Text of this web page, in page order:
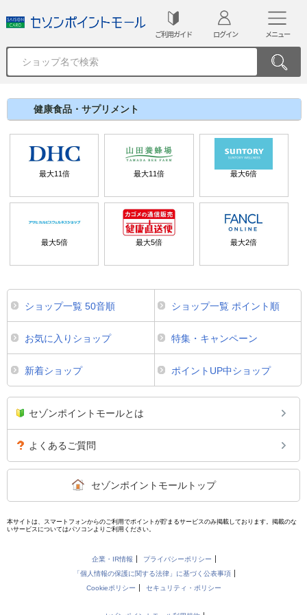
ご利用ガイド ログイン メニュー
健康食品・サプリメント
最大11倍 最大11倍 最大6倍
最大5倍 最大5倍 最大2倍
ショップ一覧 50音順 ショップ一覧 ポイント順
お気に入りショップ 特集・キャンペーン
新着ショップ ポイントUP中ショップ
セゾンポイントモールとは
よくあるご質問
セゾンポイントモールトップ
本サイトは、スマートフォンからのご利用でポイントが貯まるサービスのみ掲載しております。掲載のな
いサービスについてはパソコンよりご利用ください。
企業・IR情報
プライバシーポリシー
「個人情報の保護に関する法律」に基づく公表事項
Cookieポリシー
セキュリティ・ポリシー